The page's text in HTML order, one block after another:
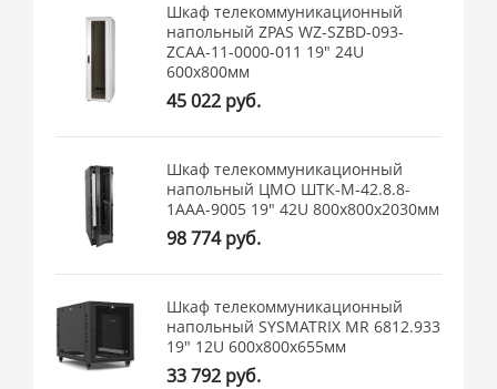
Шкаф телекоммуникационный
напольный ZPAS WZ-SZBD-093-
ZCAA-11-0000-011 19" 24U
600x800мм
45 022 руб.
Шкаф телекоммуникационный
напольный ЦМО ШТК-М-42.8.8-
1ААА-9005 19" 42U 800x800x2030мм
98 774 руб.
Шкаф телекоммуникационный
напольный SYSMATRIX MR 6812.933
19" 12U 600x800x655мм
33 792 руб.